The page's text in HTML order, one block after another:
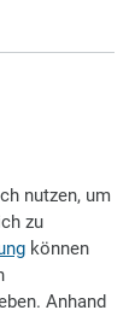
nutzen, um
zu
können
Anhand